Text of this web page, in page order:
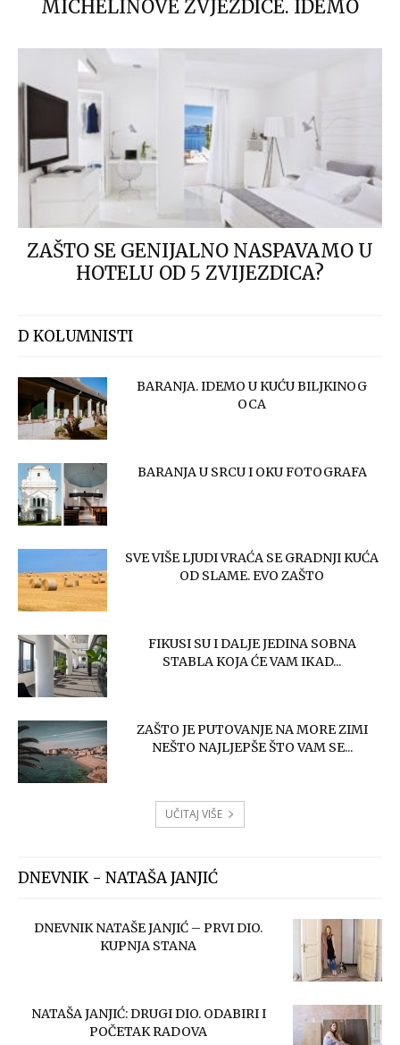
MICHELINOVE ZVJEZDICE. IDEMO
ZAŠTO SE GENIJALNO NASPAVAMO U
HOTELU OD 5 ZVIJEZDICA?
D KOLUMNISTI
BARANJA. IDEMO U KUĆU BILJKINOG
OCA
BARANJA U SRCU I OKU FOTOGRAFA
SVE VIŠE LJUDI VRAĆA SE GRADNJI KUĆA
OD SLAME. EVO ZAŠTO
FIKUSI SU I DALJE JEDINA SOBNA
STABLA KOJA ĆE VAM IKAD...
ZAŠTO JE PUTOVANJE NA MORE ZIMI
NEŠTO NAJLJEPŠE ŠTO VAM SE...
UČITAJ VIŠE
DNEVNIK - NATAŠA JANJIĆ
DNEVNIK NATAŠE JANJIĆ – PRVI DIO.
KUPNJA STANA
NATAŠA JANJIĆ: DRUGI DIO. ODABIRI I
POČETAK RADOVA